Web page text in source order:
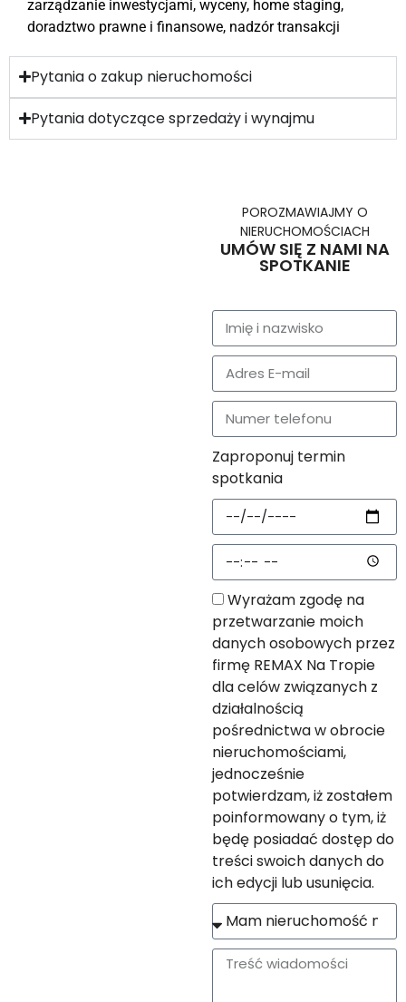
zarządzanie inwestycjami, wyceny, home staging,
doradztwo prawne i finansowe, nadzór transakcji
Pytania o zakup nieruchomości
Pytania dotyczące sprzedaży i wynajmu
POROZMAWIAJMY O
NIERUCHOMOŚCIACH
UMÓW SIĘ Z NAMI NA
SPOTKANIE
Zaproponuj termin
spotkania
Wyrażam zgodę na
przetwarzanie moich
danych osobowych przez
firmę REMAX Na Tropie
dla celów związanych z
działalnością
pośrednictwa w obrocie
nieruchomościami,
jednocześnie
potwierdzam, iż zostałem
poinformowany o tym, iż
będę posiadać dostęp do
treści swoich danych do
ich edycji lub usunięcia.